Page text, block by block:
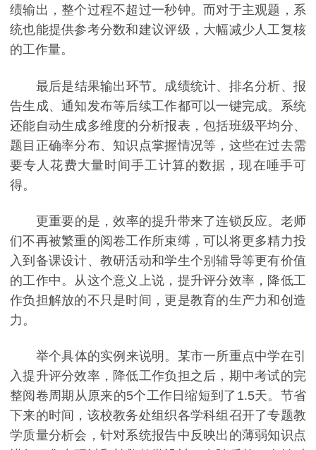
绩输出，整个过程不超过一秒钟。而对于主观题，系
统也能提供参考分数和建议评级，大幅减少人工复核
的工作量。
最后是结果输出环节。成绩统计、排名分析、报
告生成、通知发布等后续工作都可以一键完成。系统
还能自动生成多维度的分析报表，包括班级平均分、
题目正确率分布、知识点掌握情况等，这些在过去需
要专人花费大量时间手工计算的数据，现在唾手可
得。
更重要的是，效率的提升带来了连锁反应。老师
们不再被繁重的阅卷工作所束缚，可以将更多精力投
入到备课设计、教研活动和学生个别辅导等更有价值
的工作中。从这个意义上说，提升评分效率，降低工
作负担解放的不只是时间，更是教育的生产力和创造
力。
举个具体的实例来说明。某市一所重点中学在引
入提升评分效率，降低工作负担之后，期中考试的完
整阅卷周期从原来的5个工作日缩短到了1.5天。节省
下来的时间，该校教务处组织各学科组召开了专题教
学质量分析会，针对系统报告中反映出的薄弱知识点